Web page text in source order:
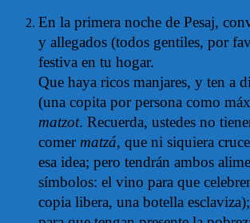
En la primera noche de Pesaj,
y allegados (todos gentiles, por
festiva en tu hogar.
Que haya ricos manjares, y ten a
(una copita por persona como
matzot. Recuerda, ustedes no
comermatzá, que ni siquiera
esa idea; pero tendrán ambos
símbolos: el vino para que
copia libera, una botella